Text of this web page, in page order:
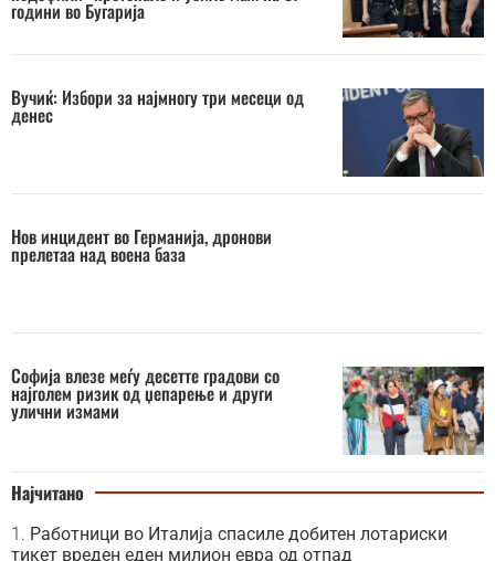
години во Бугарија
Вучиќ: Избори за најмногу три месеци од
денес
Нов инцидент во Германија, дронови
прелетаа над воена база
Софија влезе меѓу десетте градови со
најголем ризик од џепарење и други
улични измами
Најчитано
Работници во Италија спасиле добитен лотариски
тикет вреден еден милион евра од отпад